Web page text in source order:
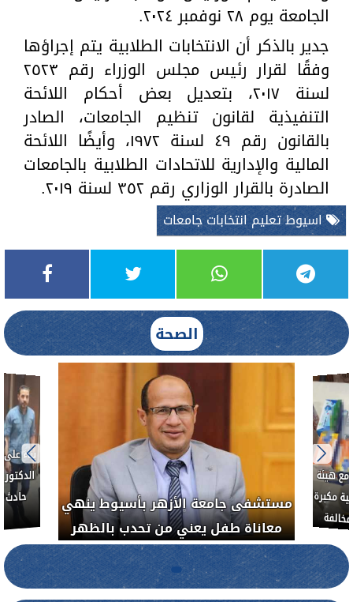
الجامعة يوم ٢٨ نوفمبر ٢٠٢٤.
جدير بالذكر أن الانتخابات الطلابية يتم إجراؤها
وفقًا لقرار رئيس مجلس الوزراء رقم ٢٥٢٣
لسنة ٢٠١٧، بتعديل بعض أحكام اللائحة
التنفيذية لقانون تنظيم الجامعات، الصادر
بالقانون رقم ٤٩ لسنة ١٩٧٢، وأيضًا اللائحة
المالية والإدارية للاتحادات الطلابية بالجامعات
الصادرة بالقرار الوزاري رقم ٣٥٢ لسنة ٢٠١٩.
اسيوط تعليم انتخابات جامعات
الصحة
بناءً
حادث
مستشفى جامعة الأزهر بأسيوط ينهي
معاناة طفل يعني من تحدب بالظهر
هيئة
مكبرة